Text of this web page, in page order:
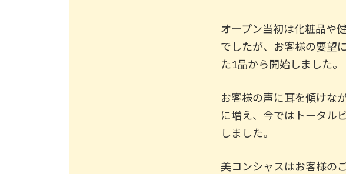
オープン当初は化粧品や
でしたが、お客様の要望
た1品から開始しました。
お客様の声に耳を傾けな
に増え、今ではトータル
しました。
美コンシャスはお客様の